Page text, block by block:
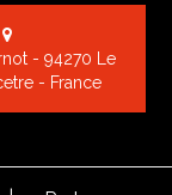
- 94270 Le
- France